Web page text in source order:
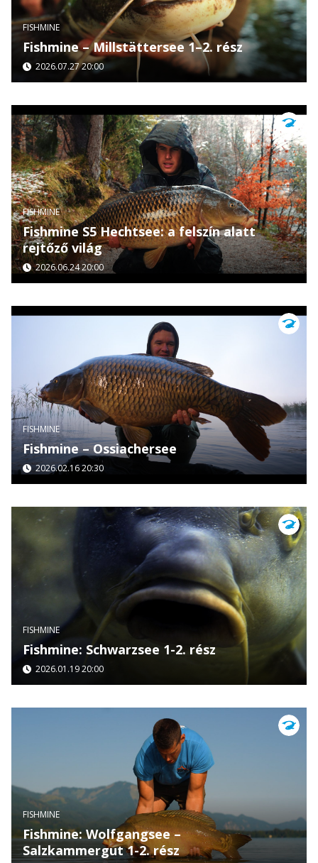
FISHMINE
Fishmine – Millstättersee 1–2. rész
2026.07.27 20:00
FISHMINE
Fishmine S5 Hechtsee: a felszín alatt
rejtőző világ
2026.06.24 20:00
FISHMINE
Fishmine – Ossiachersee
2026.02.16 20:30
FISHMINE
Fishmine: Schwarzsee 1-2. rész
2026.01.19 20:00
FISHMINE
Fishmine: Wolfgangsee –
Salzkammergut 1-2. rész